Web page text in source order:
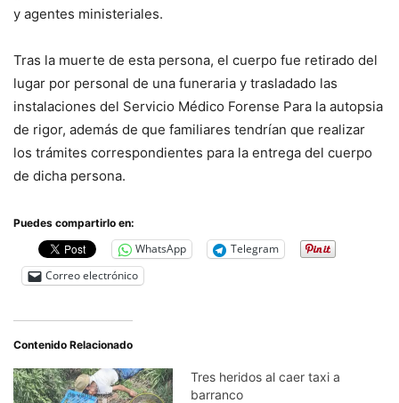
y agentes ministeriales.
Tras la muerte de esta persona, el cuerpo fue retirado del
lugar por personal de una funeraria y trasladado las
instalaciones del Servicio Médico Forense Para la autopsia
de rigor, además de que familiares tendrían que realizar
los trámites correspondientes para la entrega del cuerpo
de dicha persona.
Puedes compartirlo en:
WhatsApp
Telegram
Correo electrónico
Contenido Relacionado
Tres heridos al caer taxi a
barranco